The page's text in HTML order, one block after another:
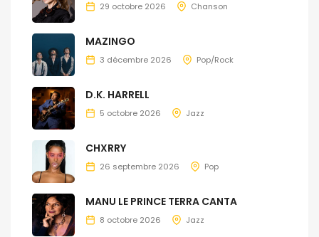
29 octobre 2026 Chanson
MAZINGO
3 décembre 2026 Pop/Rock
D.K. HARRELL
5 octobre 2026 Jazz
CHXRRY
26 septembre 2026 Pop
MANU LE PRINCE TERRA CANTA
8 octobre 2026 Jazz